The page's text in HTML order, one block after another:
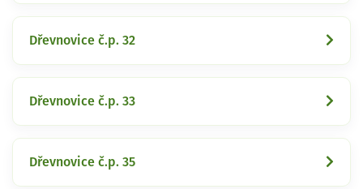
Dřevnovice č.p. 32
Dřevnovice č.p. 33
Dřevnovice č.p. 35